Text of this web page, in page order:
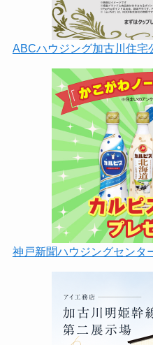
ABCハウジング加古川住宅
神戸新聞ハウジングセンタ